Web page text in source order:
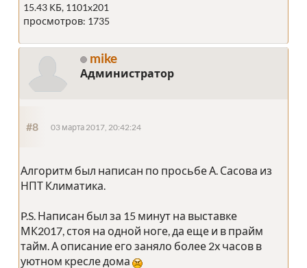
15.43 КБ, 1101x201
просмотров: 1735
mike
Администратор
#8 03 марта 2017, 20:42:24
Алгоритм был написан по просьбе А. Сасова из
НПТ Климатика.
P.S. Написан был за 15 минут на выставке
МК2017, стоя на одной ноге, да еще и в прайм
тайм. А описание его заняло более 2х часов в
уютном кресле дома